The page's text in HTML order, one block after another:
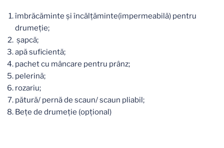
îmbrăcăminte și încălțăminte(impermeabilă) pentru
drumeție;
șapcă;
apă suficientă;
pachet cu mâncare pentru prânz;
pelerină;
rozariu;
pătură/ pernă de scaun/ scaun pliabil;
Bețe de drumeție (opțional)